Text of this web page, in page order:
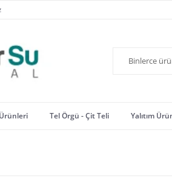
Tel Örgü - Çit Teli Yalıtım